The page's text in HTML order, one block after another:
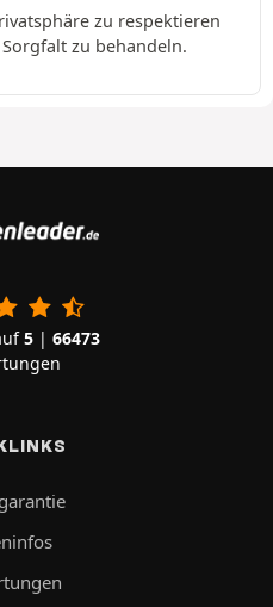
zu respektieren
zu behandeln.
5 | 66473